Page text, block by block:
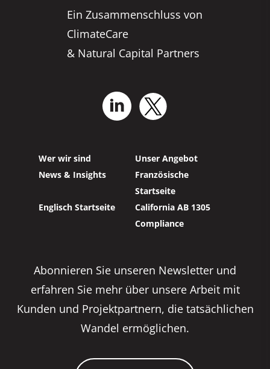
Ein Zusammenschluss von
ClimateCare
& Natural Capital Partners
Wer wir sind
Unser Angebot
News & Insights
Französische
Startseite
Englisch Startseite
California AB 1305
Compliance
Abonnieren Sie unseren Newsletter und
erfahren Sie mehr über unsere Arbeit mit
Kunden und Projektpartnern, die tatsächlichen
Wandel ermöglichen.